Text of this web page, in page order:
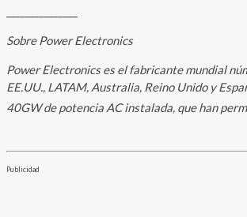
Sobre Power Electronics
Power Electronics es el fabricante mundial
EE.UU., LATAM, Australia, Reino Unido y
40GW de potencia AC instalada, que han
Publicidad